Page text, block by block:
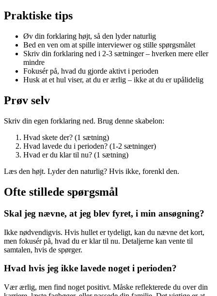
Praktiske tips
Øv din forklaring højt, så den lyder naturlig
Bed en ven om at spille interviewer og stille spørgsmålet
Skriv din forklaring ned i 2-3 sætninger – hverken mere eller
mindre
Fokusér på, hvad du gjorde aktivt i perioden
Husk at et hul viser, at du er ærlig – ikke at du er upålidelig
Prøv selv
Skriv din egen forklaring ned. Brug denne skabelon:
Hvad skete der? (1 sætning)
Hvad lavede du i perioden? (1-2 sætninger)
Hvad er du klar til nu? (1 sætning)
Læs den højt. Lyder den naturlig? Hvis ikke, forenkl den.
Ofte stillede spørgsmål
Skal jeg nævne, at jeg blev fyret, i min ansøgning?
Ikke nødvendigvis. Hvis hullet er tydeligt, kan du nævne det kort,
men fokusér på, hvad du er klar til nu. Detaljerne kan vente til
samtalen, hvis de spørger.
Hvad hvis jeg ikke lavede noget i perioden?
Vær ærlig, men find noget positivt. Måske reflekterede du over din